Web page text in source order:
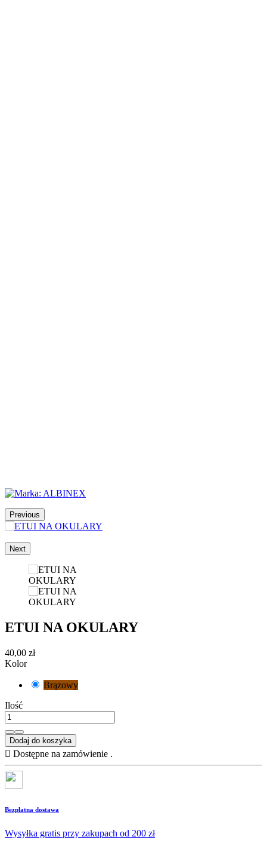
Previous
Next
ETUI NA OKULARY
40,00 zł
Kolor
Brązowy
Ilość
Dodaj do koszyka
 Dostępne na zamówienie .
Bezpłatna dostawa
Wysyłka gratis przy zakupach od 200 zł